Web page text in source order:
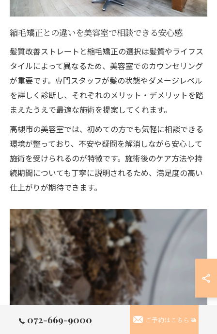
縮毛矯正との違いを美容室で相談できる安心感
髪質改善ストレートと縮毛矯正の選択は髪質やライフス
タイルによって異なるため、美容室でのカウンセリング
が重要です。専門スタッフが髪の状態やダメージレベル
を詳しく診断し、それぞれのメリット・デメリットを踏
まえたうえで最適な施術を提案してくれます。
高槻市の美容室では、初めての方でも気軽に相談できる
環境が整っており、不安や疑問を解消しながら安心して
施術を受けられるのが特徴です。施術後のケア方法や持
続期間についても丁寧に説明されるため、満足度の高い
仕上がりが期待できます。
072-669-9000 ご予約はこちら